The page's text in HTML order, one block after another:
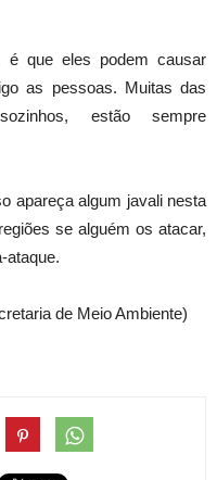
é que eles podem causar
as pessoas. Muitas das
estão sempre
apareça algum javali nesta
se alguém os atacar,
ataque.
de Meio Ambiente)